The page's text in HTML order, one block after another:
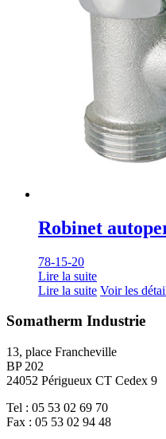
Robinet
78-15-20
Lire la suite
Lire la suite Voir les
Somatherm Industrie
13, place Francheville
BP 202
24052 Périgueux CT Cedex 9
Tel : 05 53 02 69 70
Fax : 05 53 02 94 48